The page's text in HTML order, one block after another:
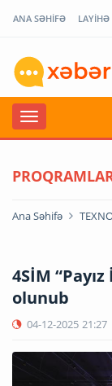
ANA SƏHİFƏ
Ana Səhifə
4SİM
olunub
04-12-2025 21:27